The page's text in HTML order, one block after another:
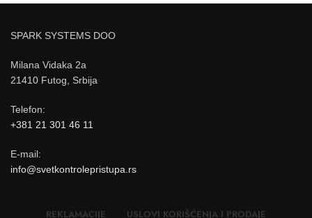
SPARK SYSTEMS DOO
Milana Vidaka 2a
21410 Futog, Srbija
Telefon:
+381 21 301 46 11
E-mail:
info@svetkontrolepristupa.rs
REKLAMACIJE USLOVI KORIŠĆENJA I PRODAJE